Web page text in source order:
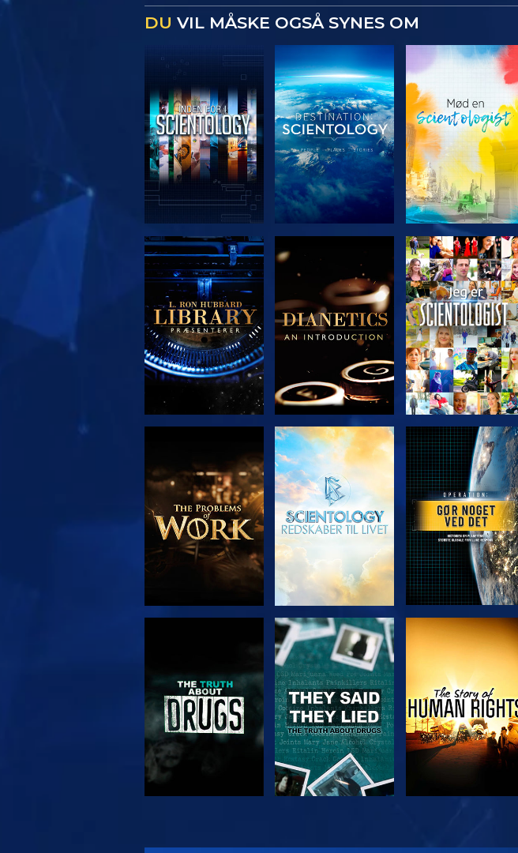
DU VIL MÅSKE OGSÅ SYNES OM
UDFORSK SERIEN UDFORSK SERIEN UDFORSK SERIEN
UDFORSK SERIEN SE UDFORSK SERIEN
SE